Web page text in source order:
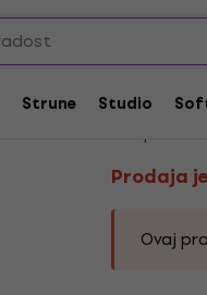
Strune Studio
Prodaja je
Comply
Kod
Prodaja
Ovaj